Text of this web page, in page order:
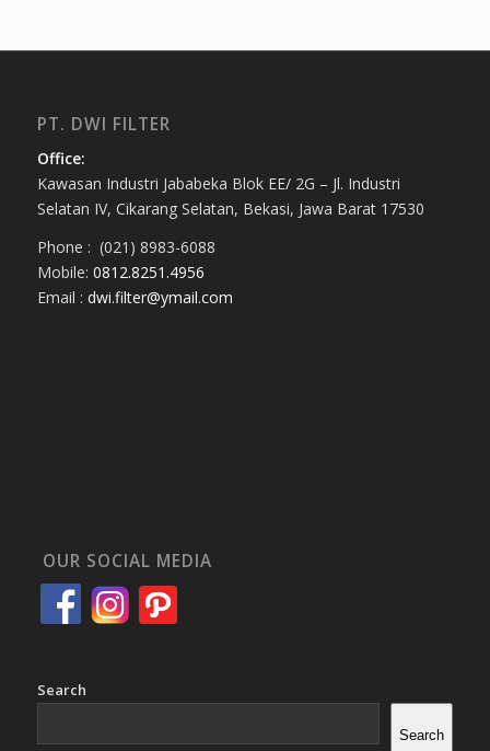
PT. DWI FILTER
Office:
Kawasan Industri Jababeka Blok EE/ 2G – Jl. Industri
Selatan IV, Cikarang Selatan, Bekasi, Jawa Barat 17530
Phone : (021) 8983-6088
Mobile: 0812.8251.4956
Email : dwi.filter@ymail.com
OUR SOCIAL MEDIA
Search
Search